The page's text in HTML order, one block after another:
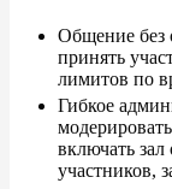
Общение без
принять
лимитов по
Гибкое
включать
участников,